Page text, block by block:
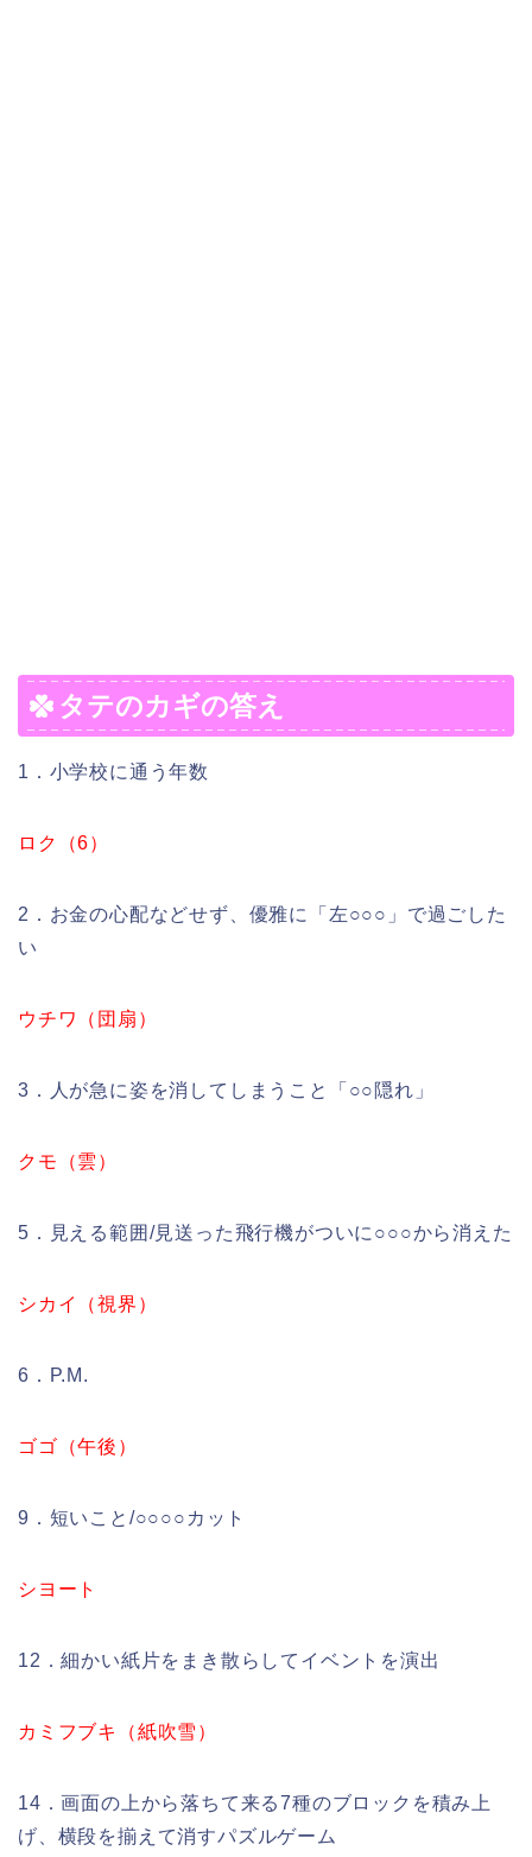
タテのカギの答え
1．小学校に通う年数
ロク（6）
2．お金の心配などせず、優雅に「左○○○」で過ごした
い
ウチワ（団扇）
3．人が急に姿を消してしまうこと「○○隠れ」
クモ（雲）
5．見える範囲/見送った飛行機がついに○○○から消えた
シカイ（視界）
6．P.M.
ゴゴ（午後）
9．短いこと/○○○○カット
シヨート
12．細かい紙片をまき散らしてイベントを演出
カミフブキ（紙吹雪）
14．画面の上から落ちて来る7種のブロックを積み上
げ、横段を揃えて消すパズルゲーム